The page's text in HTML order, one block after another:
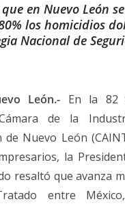
en Nuevo León
los homicidios
Nacional de
León.- En la 82
de la
Nuevo León
la
resaltó que avanza
entre